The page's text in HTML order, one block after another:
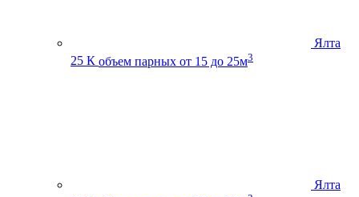
Ялта
25 К объем парных от 15 до 25м3
Ялта